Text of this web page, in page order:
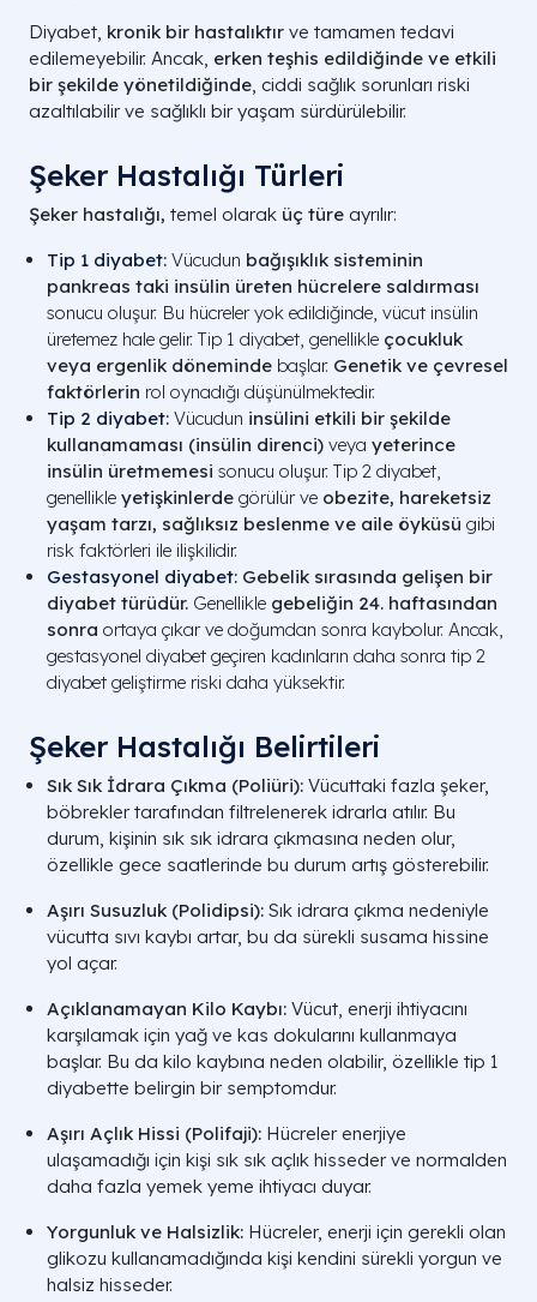
Diyabet, kronik bir hastalıktır ve tamamen tedavi
edilemeyebilir. Ancak, erken teşhis edildiğinde ve etkili
bir şekilde yönetildiğinde, ciddi sağlık sorunları riski
azaltılabilir ve sağlıklı bir yaşam sürdürülebilir.
Şeker Hastalığı Türleri
Şeker hastalığı, temel olarak üç türe ayrılır:
Tip 1 diyabet: Vücudun bağışıklık sisteminin
pankreas taki insülin üreten hücrelere saldırması
sonucu oluşur. Bu hücreler yok edildiğinde, vücut insülin
üretemez hale gelir. Tip 1 diyabet, genellikle çocukluk
veya ergenlik döneminde başlar. Genetik ve çevresel
faktörlerin rol oynadığı düşünülmektedir.
Tip 2 diyabet: Vücudun insülini etkili bir şekilde
kullanamaması (insülin direnci) veya yeterince
insülin üretmemesi sonucu oluşur. Tip 2 diyabet,
genellikle yetişkinlerde görülür ve obezite, hareketsiz
yaşam tarzı, sağlıksız beslenme ve aile öyküsü gibi
risk faktörleri ile ilişkilidir.
Gestasyonel diyabet: Gebelik sırasında gelişen bir
diyabet türüdür. Genellikle gebeliğin 24. haftasından
sonra ortaya çıkar ve doğumdan sonra kaybolur. Ancak,
gestasyonel diyabet geçiren kadınların daha sonra tip 2
diyabet geliştirme riski daha yüksektir.
Şeker Hastalığı Belirtileri
Sık Sık İdrara Çıkma (Poliüri): Vücuttaki fazla şeker,
böbrekler tarafından filtrelenerek idrarla atılır. Bu
durum, kişinin sık sık idrara çıkmasına neden olur,
özellikle gece saatlerinde bu durum artış gösterebilir.
Aşırı Susuzluk (Polidipsi): Sık idrara çıkma nedeniyle
vücutta sıvı kaybı artar, bu da sürekli susama hissine
yol açar.
Açıklanamayan Kilo Kaybı: Vücut, enerji ihtiyacını
karşılamak için yağ ve kas dokularını kullanmaya
başlar. Bu da kilo kaybına neden olabilir, özellikle tip 1
diyabette belirgin bir semptomdur.
Aşırı Açlık Hissi (Polifaji): Hücreler enerjiye
ulaşamadığı için kişi sık sık açlık hisseder ve normalden
daha fazla yemek yeme ihtiyacı duyar.
Yorgunluk ve Halsizlik: Hücreler, enerji için gerekli olan
glikozu kullanamadığında kişi kendini sürekli yorgun ve
halsiz hisseder.